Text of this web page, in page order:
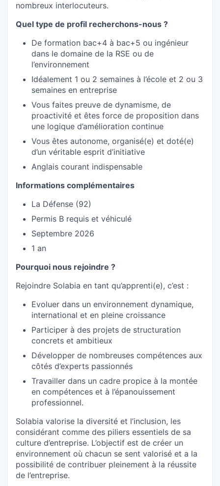
nombreux interlocuteurs.
Quel type de profil recherchons-nous ?
De formation bac+4 à bac+5 ou ingénieur
dans le domaine de la RSE ou de
l’environnement
Idéalement 1 ou 2 semaines à l’école et 2 ou 3
semaines en entreprise
Vous faites preuve de dynamisme, de
proactivité et êtes force de proposition dans
une logique d’amélioration continue
Vous êtes autonome, organisé(e) et doté(e)
d’un véritable esprit d’initiative
Anglais courant indispensable
Informations complémentaires
La Défense (92)
Permis B requis et véhiculé
Septembre 2026
1 an
Pourquoi nous rejoindre ?
Rejoindre Solabia en tant qu’apprenti(e), c’est :
Evoluer dans un environnement dynamique,
international et en pleine croissance
Participer à des projets de structuration
concrets et ambitieux
Développer de nombreuses compétences aux
côtés d’experts passionnés
Travailler dans un cadre propice à la montée
en compétences et à l’épanouissement
professionnel.
Solabia valorise la diversité et l’inclusion, les
considérant comme des piliers essentiels de sa
culture d’entreprise. L’objectif est de créer un
environnement où chacun se sent valorisé et a la
possibilité de contribuer pleinement à la réussite
de l’entreprise.